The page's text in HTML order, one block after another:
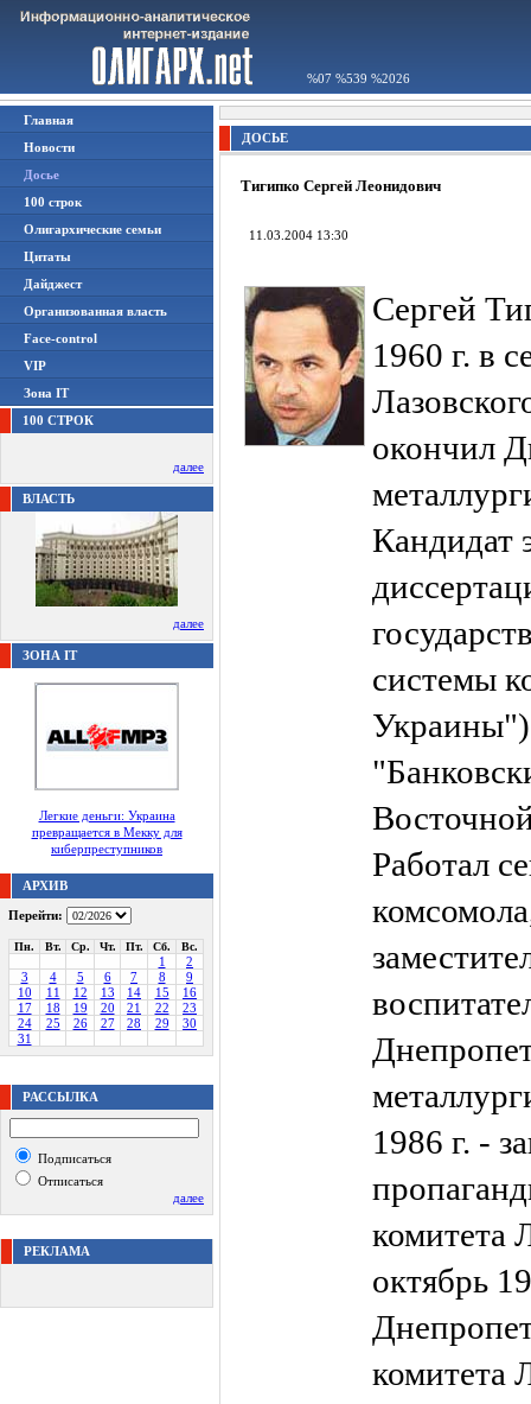
%07 %539 %2026
Главная
Новости
Досье
100 строк
Олигархические семьи
Цитаты
Дайджест
Организованная власть
Face-control
VIP
Зона IT
100 СТРОК
далее
ВЛАСТЬ
далее
ЗОНА IT
Легкие деньги: Украина
превращается в Мекку для
киберпреступников
АРХИВ
Перейти:
Пн. Вт. Ср. Чт. Пт. Сб. Вс.
1
2
3
4 5 6 7 8
9
10
11 12 13 14 15
16
17
18 19 20 21 22
23
24
25 26 27 28 29
30
31
РАССЫЛКА
Подписаться
Отписаться
далее
РЕКЛАМА
ДОСЬЕ
Тигипко Сергей Леонидович
11.03.2004 13:30
Сергей
1960 г. в
окончил
Кандидат
системы
Работал
1986 г. -
комитета
октябрь
комитета